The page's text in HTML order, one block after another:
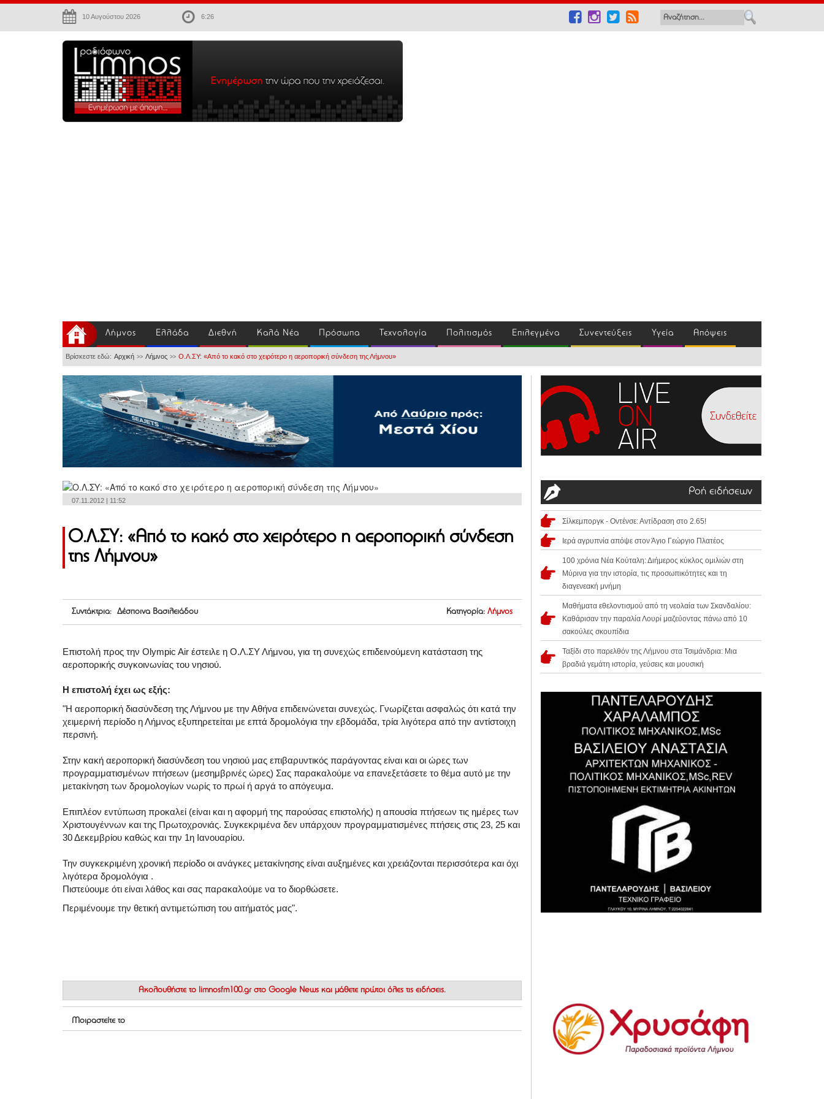
10 Αυγούστου 2026 6:26
Λήμνος Ελλάδα Διεθνή Καλά Νέα Πρόσωπα Τεχνολογία Πολιτισμός Επιλεγμένα Συνεντεύξεις Υγεία Απόψεις
Βρίσκεστε εδώ: Αρχική >> Λήμνος >> Ο.Λ.ΣΥ: «Από το κακό στο χειρότερο η αεροπορική σύνδεση της Λήμνου»
07.11.2012 | 11:52
Ο.Λ.ΣΥ: «Από το κακό στο χειρότερο η αεροπορική σύνδεση
της Λήμνου»
Συντάκτρια: Δέσποινα Βασιλειάδου Κατηγορία: Λήμνος
Επιστολή προς την Olympic Air έστειλε η Ο.Λ.ΣΥ Λήμνου, για τη συνεχώς επιδεινούμενη κατάσταση της
αεροπορικής συγκοινωνίας του νησιού.
Η επιστολή έχει ως εξής:
"Η αεροπορική διασύνδεση της Λήμνου με την Αθήνα επιδεινώνεται συνεχώς. Γνωρίζεται ασφαλώς ότι κατά την
χειμερινή περίοδο η Λήμνος εξυπηρετείται με επτά δρομολόγια την εβδομάδα, τρία λιγότερα από την αντίστοιχη
περσινή.
Στην κακή αεροπορική διασύνδεση του νησιού μας επιβαρυντικός παράγοντας είναι και οι ώρες των
προγραμματισμένων πτήσεων (μεσημβρινές ώρες) Σας παρακαλούμε να επανεξετάσετε το θέμα αυτό με την
μετακίνηση των δρομολογίων νωρίς το πρωί ή αργά το απόγευμα.
Επιπλέον εντύπωση προκαλεί (είναι και η αφορμή της παρούσας επιστολής) η απουσία πτήσεων τις ημέρες των
Χριστουγέννων και της Πρωτοχρονιάς. Συγκεκριμένα δεν υπάρχουν προγραμματισμένες πτήσεις στις 23, 25 και
30 Δεκεμβρίου καθώς και την 1η Ιανουαρίου.
Την συγκεκριμένη χρονική περίοδο οι ανάγκες μετακίνησης είναι αυξημένες και χρειάζονται περισσότερα και όχι
λιγότερα δρομολόγια .
Πιστεύουμε ότι είναι λάθος και σας παρακαλούμε να το διορθώσετε.
Περιμένουμε την θετική αντιμετώπιση του αιτήματός μας".
Ακολουθήστε το limnosfm100.gr στο Google News και μάθετε πρώτοι όλες τις ειδήσεις.
Μοιραστείτε το
Ροή ειδήσεων
Σίλκεμποργκ - Οντένσε: Αντίδραση στο 2.65!
Ιερά αγρυπνία απόψε στον Άγιο Γεώργιο Πλατέος
100 χρόνια Νέα Κούταλη: Διήμερος κύκλος ομιλιών στη
Μύρινα για την ιστορία, τις προσωπικότητες και τη
διαγενεακή μνήμη
Μαθήματα εθελοντισμού από τη νεολαία των Σκανδαλίου:
Καθάρισαν την παραλία Λουρί μαζεύοντας πάνω από 10
σακούλες σκουπίδια
Ταξίδι στο παρελθόν της Λήμνου στα Τσιμάνδρια: Μια
βραδιά γεμάτη ιστορία, γεύσεις και μουσική